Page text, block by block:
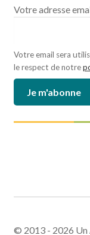
Votre adresse
Votre email sera
le respect de notre
© 2013 - 2026 Un